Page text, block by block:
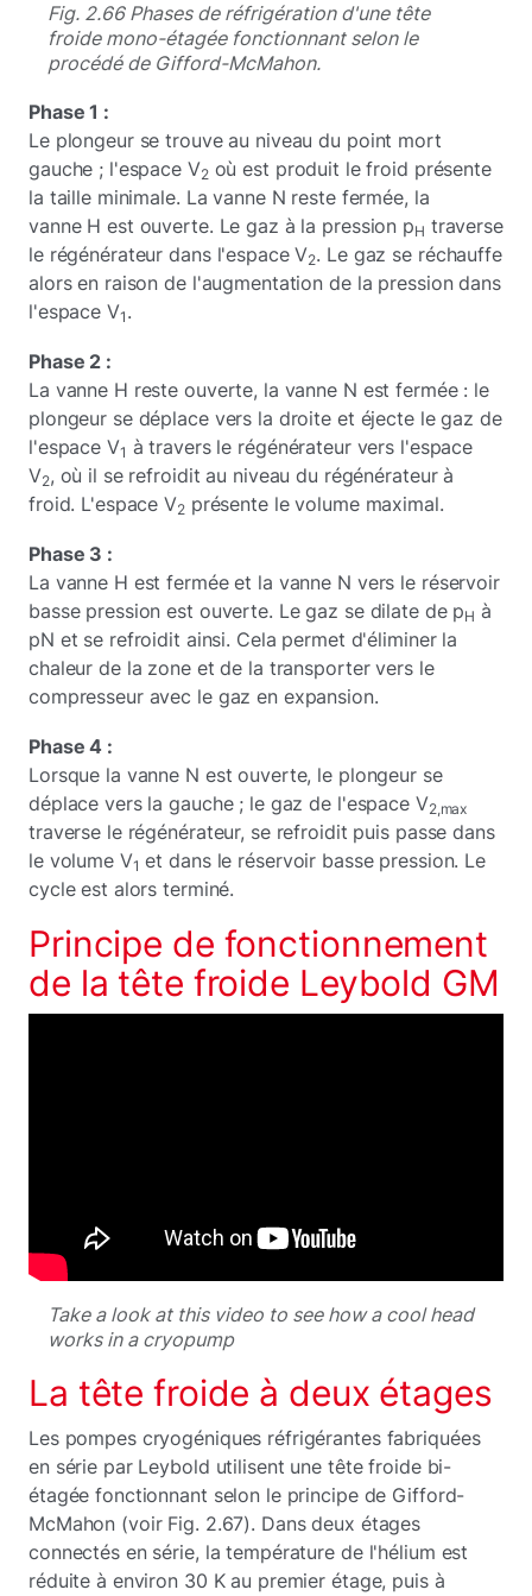
Fig. 2.66 Phases de réfrigération d'une tête
froide mono-étagée fonctionnant selon le
procédé de Gifford-McMahon.
Phase 1 :
Le plongeur se trouve au niveau du point mort
gauche ; l'espace V2où est produit le froid présente
la taille minimale. La vanne N reste fermée, la
vanne H est ouverte. Le gaz à la pression pH traverse
le régénérateur dans l'espace V2. Le gaz se réchauffe
alors en raison de l'augmentation de la pression dans
l'espace V1 .
Phase 2 :
La vanne H reste ouverte, la vanne N est fermée : le
plongeur se déplace vers la droite et éjecte le gaz de
l'espace V1 à travers le régénérateur vers l'espace
V2, où il se refroidit au niveau du régénérateur à
froid. L'espace V2présente le volume maximal.
Phase 3 :
La vanne H est fermée et la vanne N vers le réservoir
basse pression est ouverte. Le gaz se dilate de pH à
pN et se refroidit ainsi. Cela permet d'éliminer la
chaleur de la zone et de la transporter vers le
compresseur avec le gaz en expansion.
Phase 4 :
Lorsque la vanne N est ouverte, le plongeur se
déplace vers la gauche ; le gaz de l'espace V2,max
traverse le régénérateur, se refroidit puis passe dans
le volume V1 et dans le réservoir basse pression. Le
cycle est alors terminé.
Principe de fonctionnement
de la tête froide Leybold GM
Take a look at this video to see how a cool head
works in a cryopump
La tête froide à deux étages
Les pompes cryogéniques réfrigérantes fabriquées
en série par Leybold utilisent une tête froide bi-
étagée fonctionnant selon le principe de Gifford-
McMahon (voir Fig. 2.67). Dans deux étages
connectés en série, la température de l'hélium est
réduite à environ 30 K au premier étage, puis à